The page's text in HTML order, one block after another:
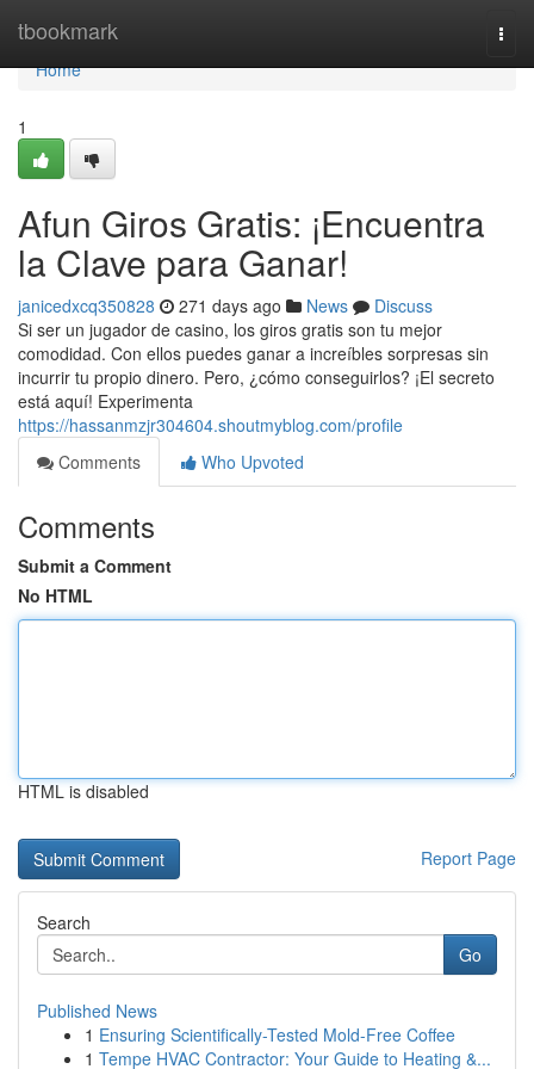
tbookmark
Home
Home
1
Afun Giros Gratis: ¡Encuentra
la Clave para Ganar!
janicedxcq350828 271 days ago News
Discuss
Si ser un jugador de casino, los giros gratis son tu mejor
comodidad. Con ellos puedes ganar a increíbles sorpresas sin
incurrir tu propio dinero. Pero, ¿cómo conseguirlos? ¡El secreto
está aquí! Experimenta
https://hassanmzjr304604.shoutmyblog.com/profile
Comments
Who Upvoted
Comments
Submit a Comment
No HTML
HTML is disabled
Report Page
Search
Go
Published News
1 Ensuring Scientifically-Tested Mold-Free Coffee
1 Tempe HVAC Contractor: Your Guide to Heating &...